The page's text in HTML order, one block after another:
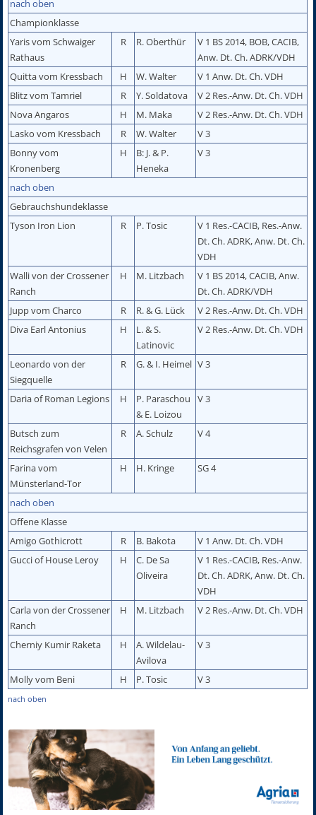
nach oben
Championklasse
Yaris vom Schwaiger
Rathaus
R R. Oberthür
V 1 BS 2014, BOB, CACIB,
Anw. Dt. Ch. ADRK/VDH
Quitta vom Kressbach
H W. Walter
V 1 Anw. Dt. Ch. VDH
Blitz vom Tamriel
R Y. Soldatova
V 2 Res.-Anw. Dt. Ch. VDH
Nova Angaros
H M. Maka
V 2 Res.-Anw. Dt. Ch. VDH
Lasko vom Kressbach
R W. Walter
V 3
Bonny vom
Kronenberg
H
B: J. & P.
Heneka
V 3
nach oben
Gebrauchshundeklasse
Tyson Iron Lion
R P. Tosic
V 1 Res.-CACIB, Res.-Anw.
Dt. Ch. ADRK, Anw. Dt. Ch.
VDH
Walli von der Crossener
Ranch
H M. Litzbach
V 1 BS 2014, CACIB, Anw.
Dt. Ch. ADRK/VDH
Jupp vom Charco
R R. & G. Lück
V 2 Res.-Anw. Dt. Ch. VDH
Diva Earl Antonius
H
L. & S.
Latinovic
V 2 Res.-Anw. Dt. Ch. VDH
Leonardo von der
Siegquelle
R G. & I. Heimel V 3
Daria of Roman Legions H
P. Paraschou
& E. Loizou
V 3
Butsch zum
Reichsgrafen von Velen
R A. Schulz V 4
Farina vom
Münsterland-Tor
H H. Kringe SG 4
nach oben
Offene Klasse
Amigo Gothicrott
R B. Bakota
V 1 Anw. Dt. Ch. VDH
Gucci of House Leroy
H
C. De Sa
Oliveira
V 1 Res.-CACIB, Res.-Anw.
Dt. Ch. ADRK, Anw. Dt. Ch.
VDH
Carla von der Crossener
Ranch
H M. Litzbach V 2 Res.-Anw. Dt. Ch. VDH
Cherniy Kumir Raketa H
A. Wildelau-
Avilova
V 3
Molly vom Beni H P. Tosic V 3
nach oben